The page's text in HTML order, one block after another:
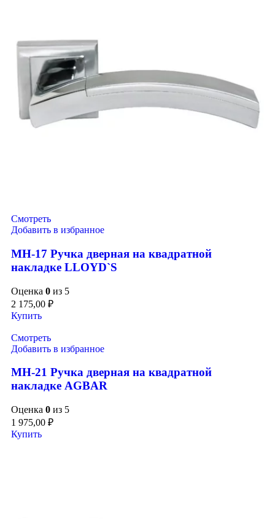
Смотреть
Добавить в избранное
MH-17 Ручка дверная на квадратной
накладке LLOYD`S
Оценка 0 из 5
2 175,00 ₽
Купить
Смотреть
Добавить в избранное
MH-21 Ручка дверная на квадратной
накладке AGBAR
Оценка 0 из 5
1 975,00 ₽
Купить